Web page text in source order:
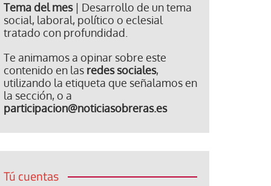
Tema del mes| Desarrollo de un tema
social, laboral, político o eclesial
tratado con profundidad.
Te animamos a opinar sobre este
contenido en las redes sociales,
utilizando la etiqueta que señalamos en
la sección, o a
participacion@noticiasobreras.es
Tú cuentas